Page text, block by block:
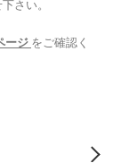
さい。
ージ をご確認く